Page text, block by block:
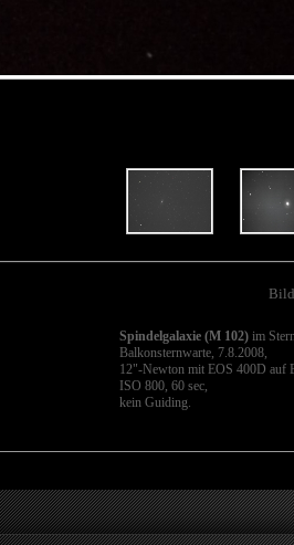
Spindelgalaxie (M 102)im
Balkonsternwarte, 7.8.2008,
12"-Newton mit EOS 400D auf
ISO 800, 60 sec,
kein Guiding.